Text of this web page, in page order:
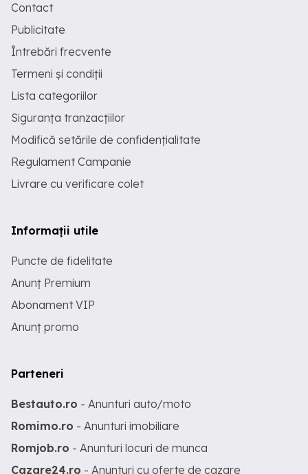
Contact
Publicitate
Întrebări frecvente
Termeni și condiții
Lista categoriilor
Siguranța tranzacțiilor
Modifică setările de confidențialitate
Regulament Campanie
Livrare cu verificare colet
Informații utile
Puncte de fidelitate
Anunț Premium
Abonament VIP
Anunț promo
Parteneri
Bestauto.ro - Anunturi auto/moto
Romimo.ro - Anunturi imobiliare
Romjob.ro - Anunturi locuri de munca
Cazare24.ro - Anunturi cu oferte de cazare